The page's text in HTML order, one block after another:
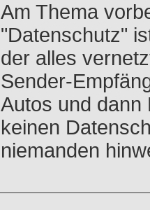
Am Thema
"Datenschutz"
der alles
Sender-
Autos und dann
keinen
niemanden